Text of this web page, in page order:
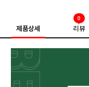
제품상세 리뷰
0